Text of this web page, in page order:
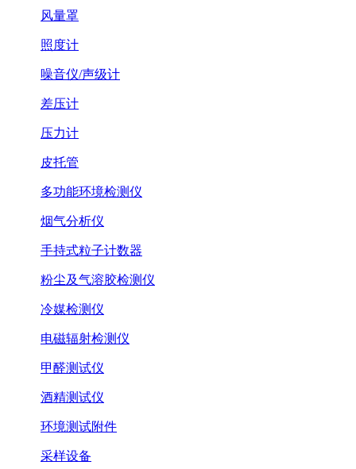
风量罩
照度计
噪音仪/声级计
差压计
压力计
皮托管
多功能环境检测仪
烟气分析仪
手持式粒子计数器
粉尘及气溶胶检测仪
冷媒检测仪
电磁辐射检测仪
甲醛测试仪
酒精测试仪
环境测试附件
采样设备